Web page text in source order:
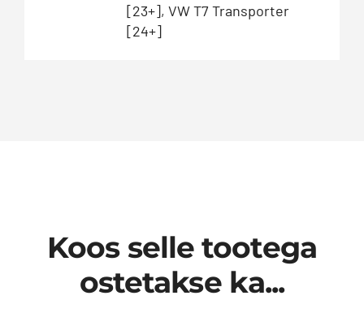
[23+], VW T7 Transporter
[24+]
Koos selle tootega
ostetakse ka...